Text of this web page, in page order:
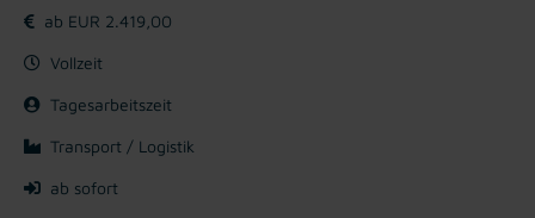
ab EUR 2.419,00
Vollzeit
Tagesarbeitszeit
Transport / Logistik
ab sofort